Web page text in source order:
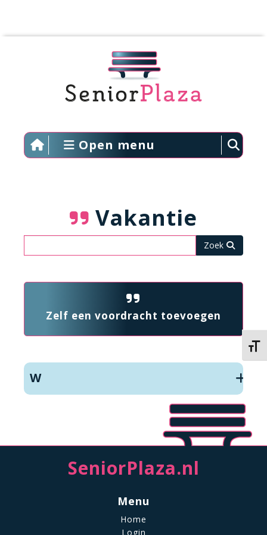
Open menu
Vakantie
Zelf een voordracht toevoegen
W
SeniorPlaza.nl
Menu
Home
Login